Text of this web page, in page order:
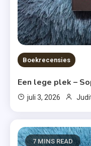
Boekrecensies
Een lege plek –
juli 3, 2026
7 MINS READ